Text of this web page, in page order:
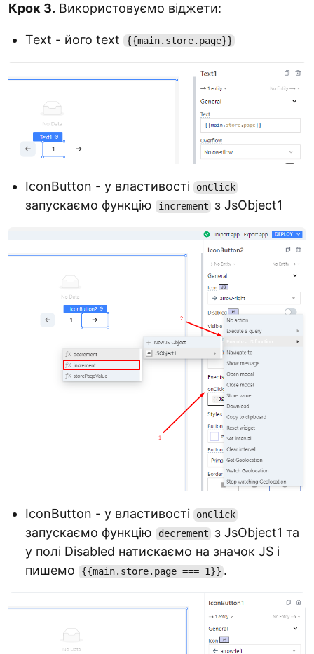
Крок 3. Використовуємо віджети:
Text - його text {{main.store.page}}
IconButton - у властивості onClick
запускаємо функцію increment з JsObject1
IconButton - у властивості onClick
запускаємо функцію decrement
з JsObject1 та
у полі Disabled натискаємо на значок JS і
пишемо
{{main.store.page === 1}} .